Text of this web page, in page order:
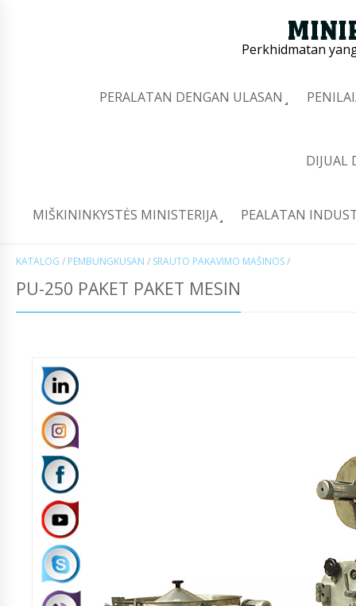
Perkhidmatan
PERALATAN DENGAN ULASAN
DIJUAL
MIŠKININKYSTĖS MINISTERIJA PEALATAN
KATALOG / PEMBUNGKUSAN / SRAUTO PAKAVIMO MAŠINOS/
PU-250 PAKET PAKET MESIN